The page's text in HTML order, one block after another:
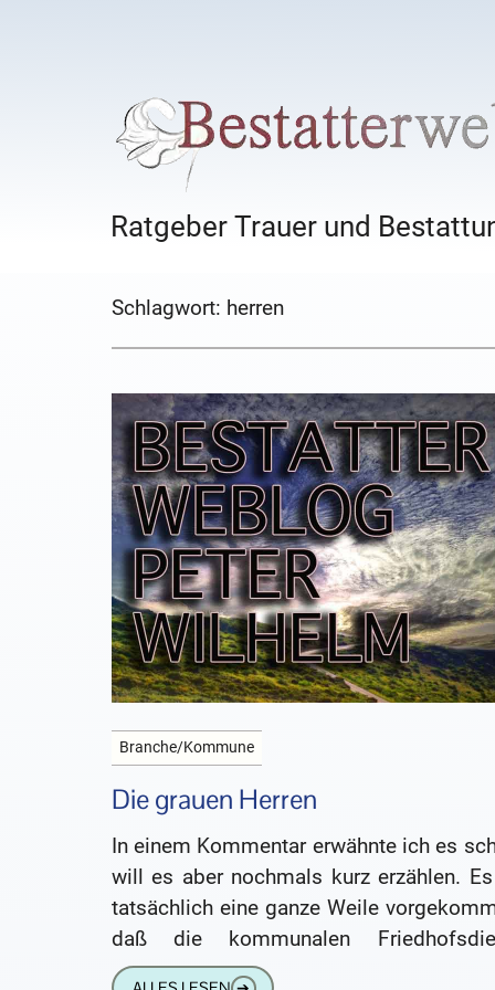
Ratgeber Trauer und
Schlagwort: herren
Branche/Kommune
Die grauen Herren
In einem Kommentar erwähnte ich es
will es aber nochmals kurz erzählen.
tatsächlich eine ganze Weile
daß die kommunalen
während der laufenden Trauerfeier in die